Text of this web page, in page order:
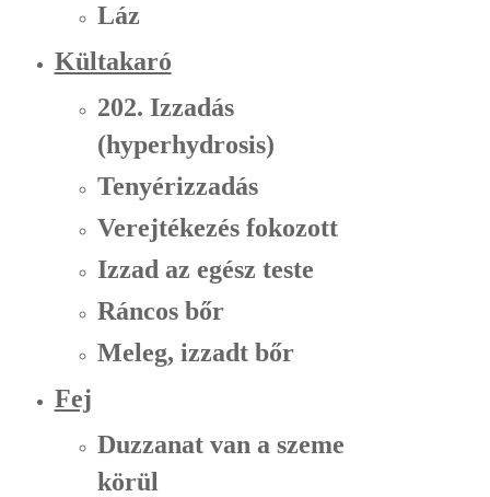
Láz
Kültakaró
202. Izzadás
(hyperhydrosis)
Tenyérizzadás
Verejtékezés fokozott
Izzad az egész teste
Ráncos bőr
Meleg, izzadt bőr
Fej
Duzzanat van a szeme
körül